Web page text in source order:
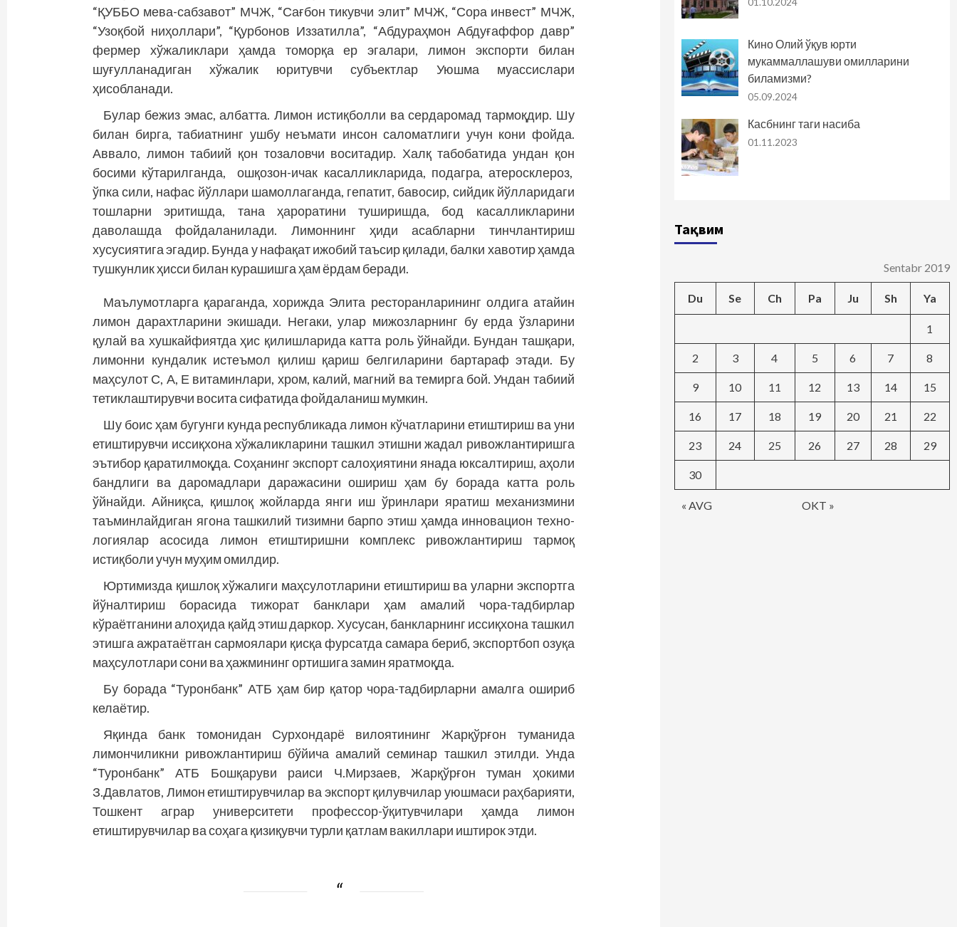
“ҚУББО мева-сабзавот” МЧЖ, “Сағбон тикувчи элит” МЧЖ, “Сора инвест” МЧЖ,
“Узоқбой ниҳоллари”, “Қурбонов Иззатилла”, “Абдураҳмон Абдуғаффор давр”
фермер хўжаликлари ҳамда томорқа ер эгалари, лимон экспорти билан
шуғулланадиган хўжалик юритувчи субъектлар Уюшма муассислари
ҳисобланади.
Булар бежиз эмас, албатта. Лимон истиқболли ва сердаромад тармоқдир. Шу
билан бирга, табиатнинг ушбу неъмати инсон саломатлиги учун кони фойда.
Аввало, лимон табиий қон тозаловчи воситадир. Халқ табобатида ундан қон
босими кўтарилганда, ошқозон-ичак касалликларида, подагра, атеросклероз,
ўпка сили, нафас йўл­лари шамоллаганда, гепатит, бавосир, сийдик йўлларидаги
тошларни эритишда, тана ҳароратини туширишда, бод касалликларини
даволашда фойдаланилади. Лимоннинг ҳиди асабларни тинчлантириш
хусусиятига эгадир. Бунда у нафақат ижобий таъсир қилади, балки хавотир ҳамда
тушкунлик ҳисси билан курашишга ҳам ёрдам беради.
Маълумотларга қараганда, хорижда Элита ресторанларининг олдига атайин
лимон дарахтларини экишади. Негаки, улар мижозларнинг бу ерда ўзларини
қулай ва хушкайфиятда ҳис қилишларида катта роль ўйнайди. Бундан таш­қари,
лимонни кундалик истеъмол қилиш қариш белгиларини бартараф этади. Бу
маҳсулот С, А, Е витаминлари, хром, калий, магний ва темирга бой. Ундан табиий
тетиклаштирувчи восита сифатида фойдаланиш мумкин.
Шу боис ҳам бугунги кунда республикада лимон кўчатларини етиштириш ва уни
етиштирувчи иссиқхона хўжаликларини ташкил этишни жадал ривожлантиришга
эътибор қаратилмоқда. Соҳанинг экспорт салоҳиятини янада юксалтириш, аҳоли
бандлиги ва даромадлари даражасини ошириш ҳам бу борада катта роль
ўйнайди. Айниқса, қиш­лоқ жойларда янги иш ўринлари яратиш механизмини
таъминлайдиган ягона ташкилий тизимни барпо этиш ҳамда инновацион техно­
логия­лар асосида лимон етиштиришни комплекс ривожлантириш тармоқ
истиқболи учун муҳим омилдир.
Юртимизда қишлоқ хўжалиги маҳсулотларини етиштириш ва уларни экспортга
йўналтириш борасида тижорат банк­лари ҳам амалий чора-тадбирлар
кўраётганини алоҳида қайд этиш даркор. Хусусан, банкларнинг иссиқхона ташкил
этишга ажратаётган сармоялари қисқа фурсатда самара бериб, экспортбоп озуқа
маҳсулотлари сони ва ҳажмининг ортишига замин яратмоқда.
Бу борада “Туронбанк” АТБ ҳам бир қатор чора-тадбирларни амалга ошириб
кела­ётир.
Яқинда банк томонидан Сурхондарё вилоятининг Жар­қўрғон туманида
лимончиликни ривожлантириш бўйича амалий семинар ташкил этилди. Унда
“Туронбанк” АТБ Бош­қаруви раиси Ч.Мирзаев, Жарқўрғон туман ҳокими
З.Давлатов, Лимон етиштирувчилар ва экспорт қилувчилар уюшмаси раҳбарияти,
Тошкент аграр университети профессор-ўқитувчилари ҳамда лимон
етиштирувчилар ва соҳага қизиқувчи турли қатлам вакиллари иштирок этди.
01.10.2024
Кино Олий ўқув юрти
мукаммаллашуви омилларини
биламизми?
05.09.2024
Касбнинг таги насиба
01.11.2023
Тақвим
Sentabr 2019
Du Se Ch Pa Ju Sh Ya
« AVG OKT »
1
2 3 4 5 6 7 8
9 10 11 12 13 14 15
16 17 18 19 20 21 22
23 24 25 26 27 28 29
30